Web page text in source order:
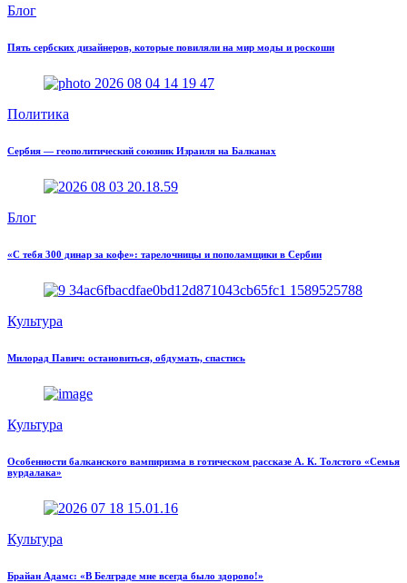
Блог
Пять сербских дизайнеров, которые повиляли на мир моды и роскоши
Политика
Сербия — геополитический союзник Израиля на Балканах
Блог
«С тебя 300 динар за кофе»: тарелочницы и пополамщики в Сербии
Культура
Милорад Павич: остановиться, обдумать, спастись
Культура
Особенности балканского вампиризма в готическом рассказе А. К. Толстого «Семья
вурдалака»
Культура
Брайан Адамс: «В Белграде мне всегда было здорово!»